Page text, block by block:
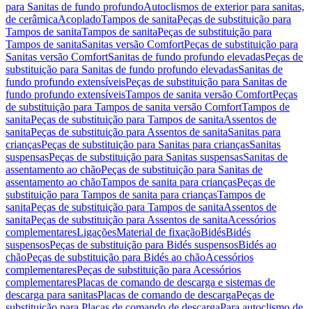
para Sanitas de fundo profundoAutoclismos de exterior para sanitas,
de cerâmicaAcopladoTampos de sanitaPeças de substituição para
Tampos de sanitaTampos de sanitaPeças de substituição para
Tampos de sanitaSanitas versão ComfortPeças de substituição para
Sanitas versão ComfortSanitas de fundo profundo elevadasPeças de
substituição para Sanitas de fundo profundo elevadasSanitas de
fundo profundo extensíveisPeças de substituição para Sanitas de
fundo profundo extensíveisTampos de sanita versão ComfortPeças
de substituição para Tampos de sanita versão ComfortTampos de
sanitaPeças de substituição para Tampos de sanitaAssentos de
sanitaPeças de substituição para Assentos de sanitaSanitas para
criançasPeças de substituição para Sanitas para criançasSanitas
suspensasPeças de substituição para Sanitas suspensasSanitas de
assentamento ao chãoPeças de substituição para Sanitas de
assentamento ao chãoTampos de sanita para criançasPeças de
substituição para Tampos de sanita para criançasTampos de
sanitaPeças de substituição para Tampos de sanitaAssentos de
sanitaPeças de substituição para Assentos de sanitaAcessórios
complementaresLigaçõesMaterial de fixaçãoBidésBidés
suspensosPeças de substituição para Bidés suspensosBidés ao
chãoPeças de substituição para Bidés ao chãoAcessórios
complementaresPeças de substituição para Acessórios
complementaresPlacas de comando de descarga e sistemas de
descarga para sanitasPlacas de comando de descargaPeças de